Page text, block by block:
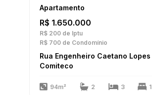
Apartamento
R$ 1.650.000
R$ 200 de Iptu
R$ 700 de Condomínio
Rua Engenheiro Caetano Lopes
Comiteco
94m² 2 3 1